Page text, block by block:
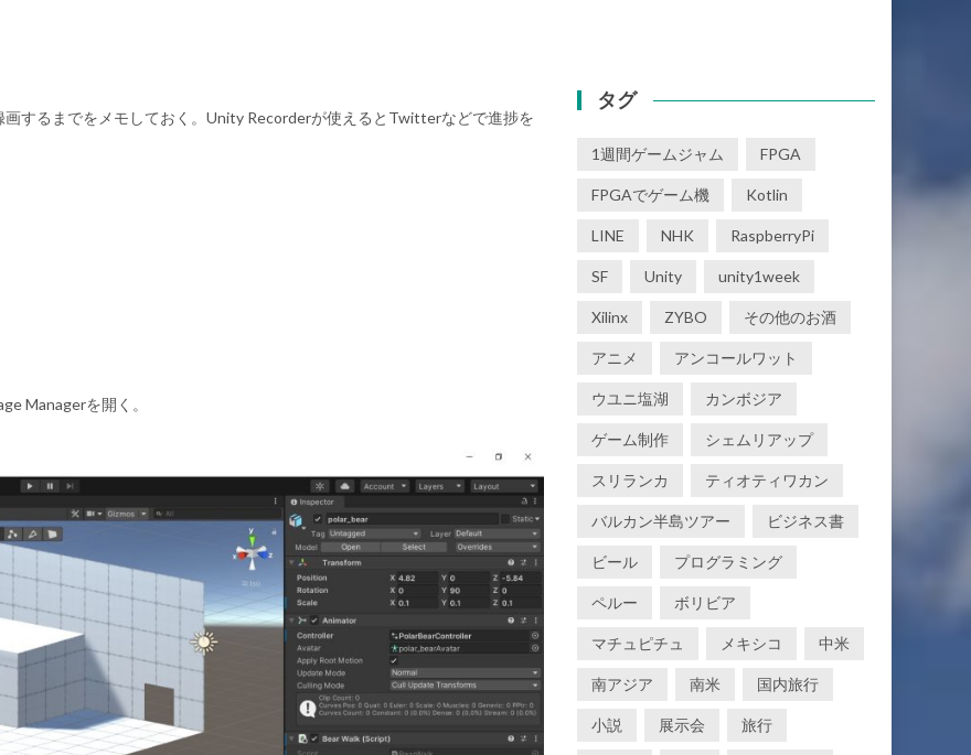
するまでをメモしておく。Unity Recorderが使えるとTwitterなどで進捗を
Managerを開く。
タグ
1週間ゲームジャム FPGA
FPGAでゲーム機 Kotlin
LINE NHK RaspberryPi
SF Unity unity1week
Xilinx ZYBO その他のお酒
アニメ アンコールワット
ウユニ塩湖 カンボジア
ゲーム制作 シェムリアップ
スリランカ ティオティワカン
バルカン半島ツアー ビジネス書
ビール プログラミング
ペルー ボリビア
マチュピチュ メキシコ 中米
南アジア 南米 国内旅行
小説 展示会 旅行